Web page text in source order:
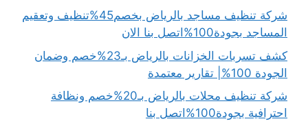
شركة تنظيف مساجد بالرياض بخصم45%تنظيف وتعقيم
المساجد بجودة100%اتصل بنا الان
كشف تسربات الخزانات بالرياض بـ23%خصم وضمان
الجودة 100%| تقارير معتمدة
شركة تنظيف محلات بالرياض بـ20%خصم ونظافة
احترافية بجودة100%اتصل بنا